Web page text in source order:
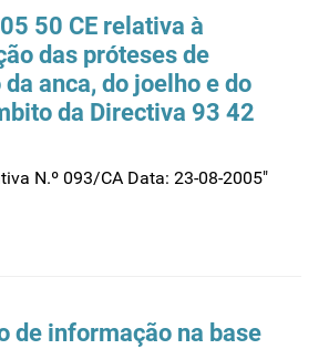
50 CE relativa à
das próteses de
anca, do joelho e do
da Directiva 93 42
N.º 093/CA Data: 23-08-2005"
de informação na base